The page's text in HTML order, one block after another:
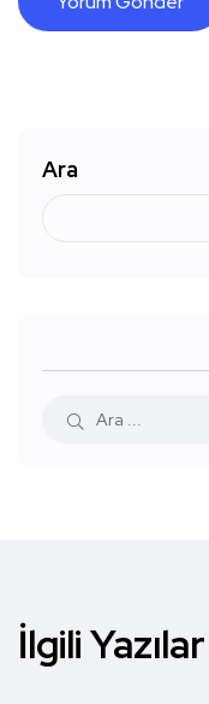
Ara
İlgili Yazılar